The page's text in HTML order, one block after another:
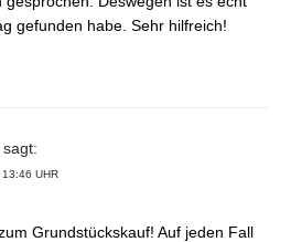
gefunden habe. Sehr hilfreich!
sagt:
UHR
Grundstückskauf! Auf jeden Fall